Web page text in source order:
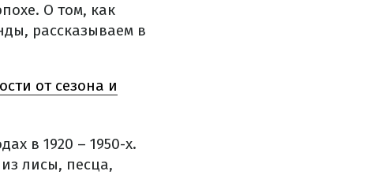
О том, как
рассказываем в
от сезона и
в 1920 – 1950-х.
лисы, песца,